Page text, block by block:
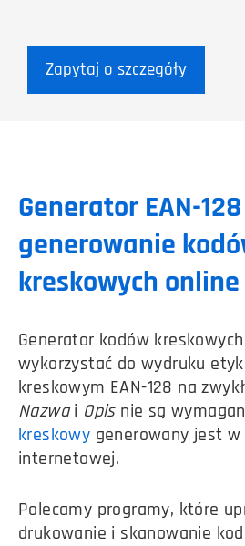
Zapytaj o szczegóły
Generator EAN-128
generowanie
kreskowych online
Generator kodów
wykorzystać do wydruku
kreskowym EAN-128 na
Nazwai Opisnie są
kreskowy generowany jest
internetowej.
Polecamy programy, które
drukowanie i skanowanie